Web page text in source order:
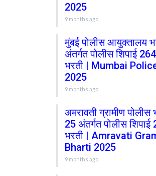
2025
9 months ago
मुंबई पोलीस आयुक्तालय
अंतर्गत पोलीस शिपाई
भरती | Mumbai
2025
9 months ago
अमरावती ग्रामीण
25 अंतर्गत पोलीस शिपाई
भरती | Amravati
Bharti 2025
9 months ago